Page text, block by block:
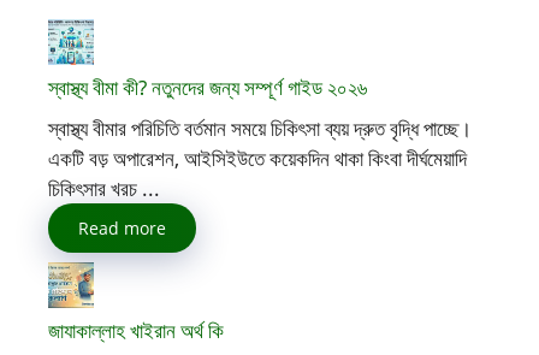
স্বাস্থ্য বীমা কী? নতুনদের জন্য সম্পূর্ণ গাইড ২০২৬
স্বাস্থ্য বীমার পরিচিতি বর্তমান সময়ে চিকিৎসা ব্যয় দ্রুত বৃদ্ধি পাচ্ছে।
একটি বড় অপারেশন, আইসিইউতে কয়েকদিন থাকা কিংবা দীর্ঘমেয়াদি
চিকিৎসার খরচ ...
Read more
জাযাকাল্লাহ খাইরান অর্থ কি